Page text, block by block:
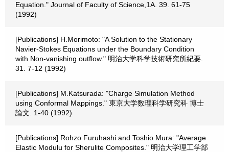
Equation." Journal of Faculty of Science,1A. 39. 61-75
(1992)
[Publications] H.Morimoto: "A Solution to the Stationary
Navier-Stokes Equations under the Boundary Condition
with Non-vanishing outflow." 明治大学科学技術研究所紀要.
31. 7-12 (1992)
[Publications] M.Katsurada: "Charge Simulation Method
using Conformal Mappings." 東京大学数理科学研究科 博士
論文. 1-40 (1992)
[Publications] Rohzo Furuhashi and Toshio Mura: "Average
Elastic Modulu for Sherulite Composites." 明治大学理工学部